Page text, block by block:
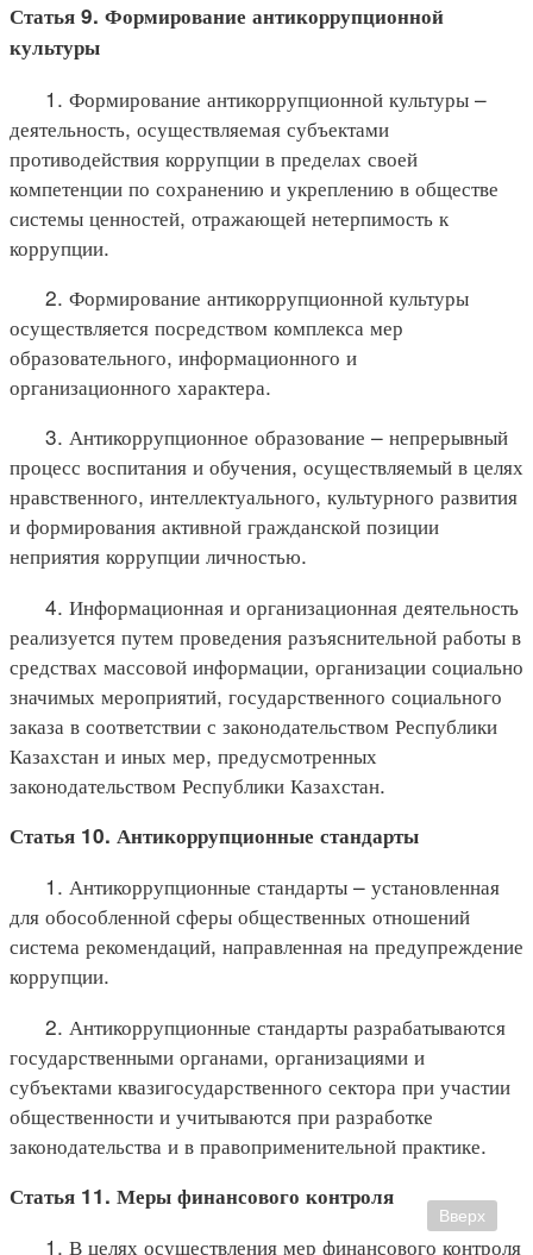
Статья 9. Формирование антикоррупционной
культуры
1. Формирование антикоррупционной культуры –
деятельность, осуществляемая субъектами
противодействия коррупции в пределах своей
компетенции по сохранению и укреплению в обществе
системы ценностей, отражающей нетерпимость к
коррупции.
2. Формирование антикоррупционной культуры
осуществляется посредством комплекса мер
образовательного, информационного и
организационного характера.
3. Антикоррупционное образование – непрерывный
процесс воспитания и обучения, осуществляемый в целях
нравственного, интеллектуального, культурного развития
и формирования активной гражданской позиции
неприятия коррупции личностью.
4. Информационная и организационная деятельность
реализуется путем проведения разъяснительной работы в
средствах массовой информации, организации социально
значимых мероприятий, государственного социального
заказа в соответствии с законодательством Республики
Казахстан и иных мер, предусмотренных
законодательством Республики Казахстан.
Статья 10. Антикоррупционные стандарты
1. Антикоррупционные стандарты – установленная
для обособленной сферы общественных отношений
система рекомендаций, направленная на предупреждение
коррупции.
2. Антикоррупционные стандарты разрабатываются
государственными органами, организациями и
субъектами квазигосударственного сектора при участии
общественности и учитываются при разработке
законодательства и в правоприменительной практике.
Статья 11. Меры финансового контроля
1. В целях осуществления мер финансового контроля
Вверх